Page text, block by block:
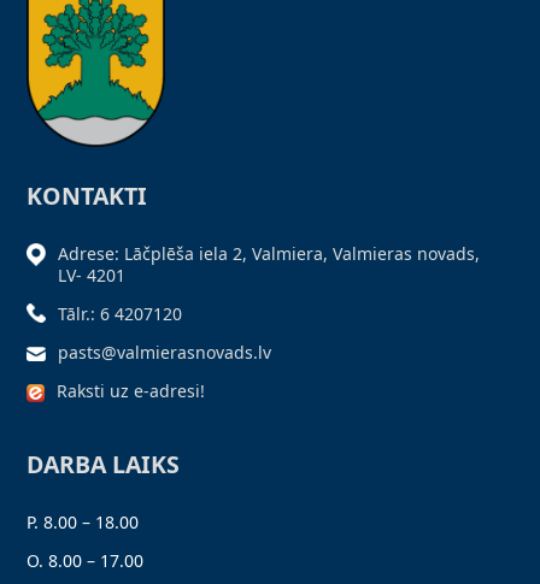
KONTAKTI
Adrese: Lāčplēša iela 2, Valmiera, Valmieras novads,
LV- 4201
Tālr.: 6 4207120
pasts@valmierasnovads.lv
Raksti uz e-adresi!
DARBA LAIKS
P. 8.00 – 18.00
O. 8.00 – 17.00